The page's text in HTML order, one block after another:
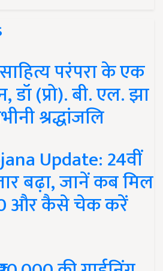
परंपरा के एक
(प्रो). बी. एल. झा
श्रद्धांजलि
Update: 24वीं
बढ़ा, जानें कब मिल
और कैसे चेक करें